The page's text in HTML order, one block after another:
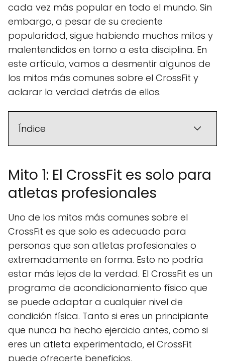
cada vez más popular en todo el mundo. Sin
embargo, a pesar de su creciente
popularidad, sigue habiendo muchos mitos y
malentendidos en torno a esta disciplina. En
este artículo, vamos a desmentir algunos de
los mitos más comunes sobre el CrossFit y
aclarar la verdad detrás de ellos.
Índice
Mito 1: El CrossFit es solo para
atletas profesionales
Uno de los mitos más comunes sobre el
CrossFit es que solo es adecuado para
personas que son atletas profesionales o
extremadamente en forma. Esto no podría
estar más lejos de la verdad. El CrossFit es un
programa de acondicionamiento físico que
se puede adaptar a cualquier nivel de
condición física. Tanto si eres un principiante
que nunca ha hecho ejercicio antes, como si
eres un atleta experimentado, el CrossFit
puede ofrecerte beneficios.